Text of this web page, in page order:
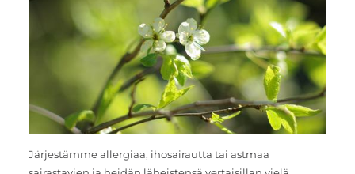
Järjestämme allergiaa, ihosairautta tai astmaa